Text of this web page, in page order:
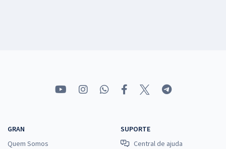
GRAN
Quem Somos
SUPORTE
Central de ajuda